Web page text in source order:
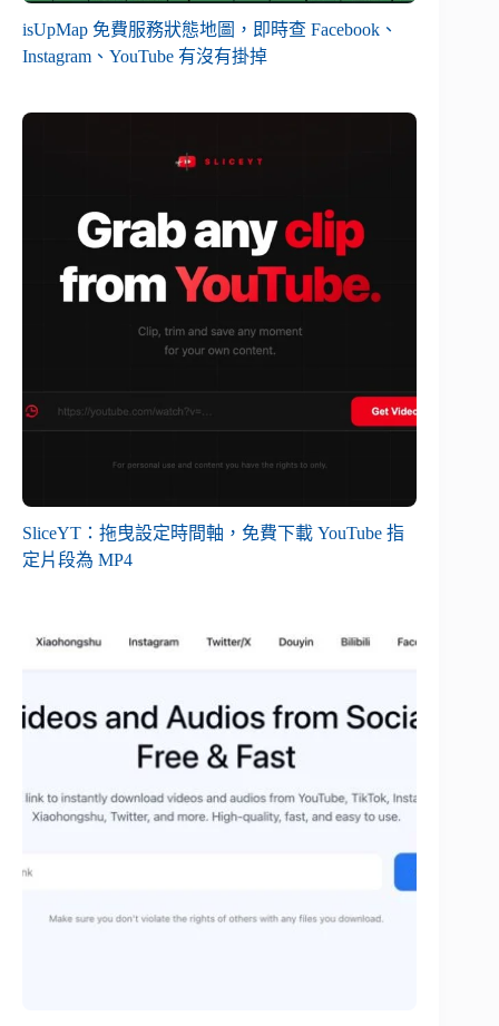
isUpMap 免費服務狀態地圖，即時查 Facebook、
Instagram、YouTube 有沒有掛掉
SliceYT：拖曳設定時間軸，免費下載 YouTube 指
定片段為 MP4